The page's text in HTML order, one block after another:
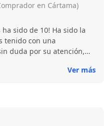
en Cártama)
sido de 10! Ha sido la
tenido con una
duda por su atención,
alquiler, Luis siempre ha
Ver más